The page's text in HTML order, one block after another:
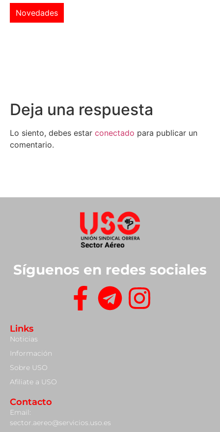
Novedades
Deja una respuesta
Lo siento, debes estar conectado para publicar un
comentario.
Síguenos en redes sociales
Links
Noticias
Información
Sobre USO
Afiliate a USO
Contacto
Email:
sector.aereo@servicios.uso.es